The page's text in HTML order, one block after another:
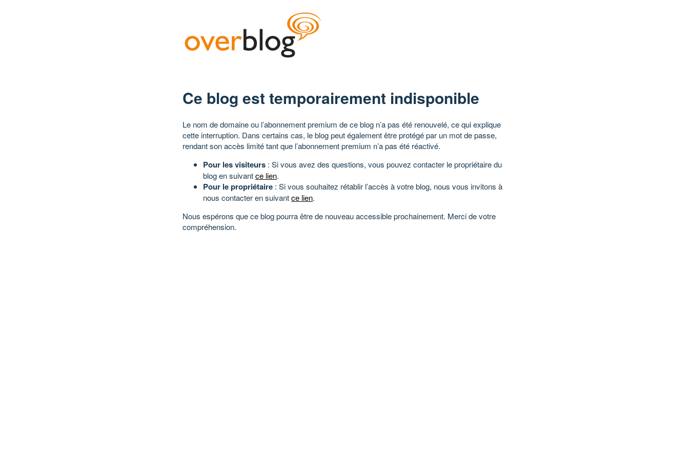
Ce blog est temporairement indisponible
Le nom de domaine ou l’abonnement premium de ce blog n’a pas été renouvelé, ce qui explique
cette interruption. Dans certains cas, le blog peut également être protégé par un mot de passe,
rendant son accès limité tant que l’abonnement premium n’a pas été réactivé.
Pour les visiteurs : Si vous avez des questions, vous pouvez contacter le propriétaire du
blog en suivantce lien.
Pour le propriétaire : Si vous souhaitez rétablir l’accès à votre blog, nous vous invitons à
nous contacter en suivantce lien.
Nous espérons que ce blog pourra être de nouveau accessible prochainement. Merci de votre
compréhension.